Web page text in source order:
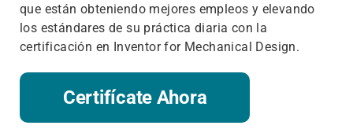
que están obteniendo mejores empleos y elevando
los estándares de su práctica diaria con la
certificación en Inventor for Mechanical Design.
Certifícate Ahora